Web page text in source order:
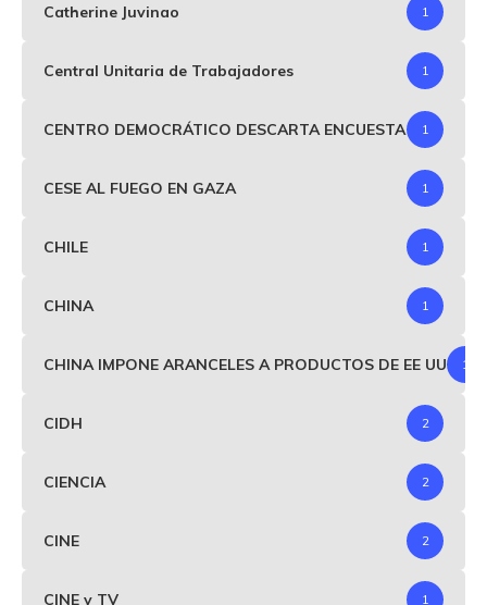
Catherine Juvinao 1
Central Unitaria de Trabajadores 1
CENTRO DEMOCRÁTICO DESCARTA ENCUESTA 1
CESE AL FUEGO EN GAZA 1
CHILE 1
CHINA 1
CHINA IMPONE ARANCELES A PRODUCTOS DE EE UU 1
CIDH 2
CIENCIA 2
CINE 2
CINE y TV 1